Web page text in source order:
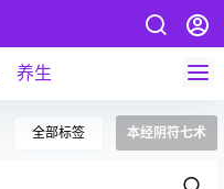
养生
全部标签 本经阴符七术